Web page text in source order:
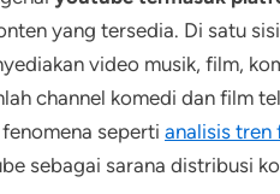
yang tersedia. Di satu
video musik, film,
channel komedi dan film
seperti analisis tren
sebagai sarana distribusi